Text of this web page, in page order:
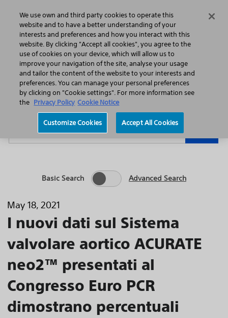
Search Menu
Home Featured Stories Press Releases
Year
Category
Keywords
Basic Search Advanced Search
May 18, 2021
I nuovi dati sul Sistema
valvolare aortico ACURATE
neo2™ presentati al
Congresso Euro PCR
dimostrano percentuali
We use own and third party cookies to operate this
website and to have a better understanding of your
interests and preferences and how you interact with this
website. By clicking "Accept all cookies", you agree to the
use of cookies on your device, which will allow us to
improve your navigation of the site, analyse your usage
and tailor the content of the website to your interests and
preferences. You can manage your personal preferences
by clicking on "Cookie settings". For more information see
the Privacy Policy Cookie Notice
Customize Cookies Accept All Cookies